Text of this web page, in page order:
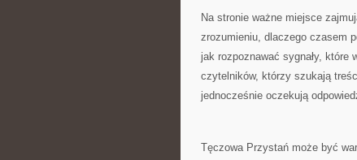
Na stronie ważne miejsce
zrozumieniu, dlaczego czasem
jak rozpoznawać sygnały, które
czytelników, którzy szukają
jednocześnie oczekują
Tęczowa Przystań może być